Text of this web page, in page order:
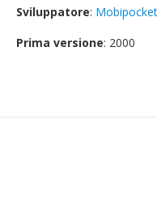
Sviluppatore:
Prima versione: 2000